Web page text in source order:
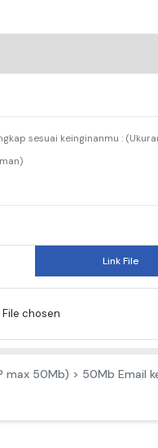
Link File
File chosen
max 50Mb) > 50Mb Email